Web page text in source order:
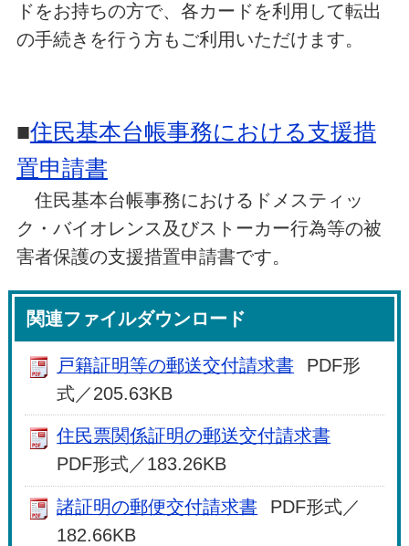
ドをお持ちの方で、各カードを利用して転出
の手続きを行う方もご利用いただけます。
■住民基本台帳事務における支援措
置申請書
住民基本台帳事務におけるドメスティッ
ク・バイオレンス及びストーカー行為等の被
害者保護の支援措置申請書です。
関連ファイルダウンロード
戸籍証明等の郵送交付請求書
PDF形
式／205.63KB
住民票関係証明の郵送交付請求書
PDF形式／183.26KB
諸証明の郵便交付請求書
PDF形式／
182.66KB